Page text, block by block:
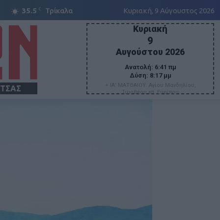
35.5 C Τρίκαλα Κυριακή, 9 Αύγουστος 2026
Κυριακή
9
Αυγούστου 2026
Ανατολή: 6:41 πμ
Δύση: 8:17 μμ
+ ΙΑ' ΜΑΤΘΑΙΟΥ. Αγίου Μανδηλίου,
Τιμοθέου επ. Ευρίπου